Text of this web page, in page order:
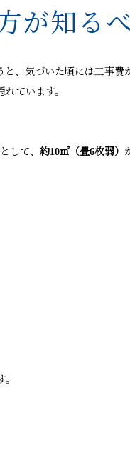
が知る
、気づいた頃には工事費
ています。
して、 約10㎡（畳6枚弱）